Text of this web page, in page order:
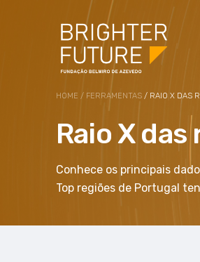
HOME / FERRAMENTAS / RAIO X DAS
Raio X das
Conhece os principais
Top regiões de Portugal